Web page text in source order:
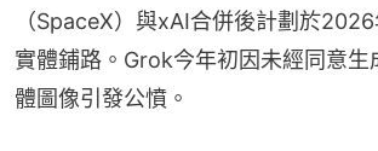
（SpaceX）與xAI合併後計劃於
實體鋪路。Grok今年初因未經同意生
體圖像引發公憤。